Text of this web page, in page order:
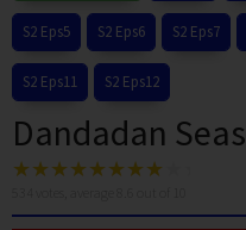
S2 Eps5 S2 Eps6 S2 Eps7
S2 Eps11 S2 Eps12
Dandadan